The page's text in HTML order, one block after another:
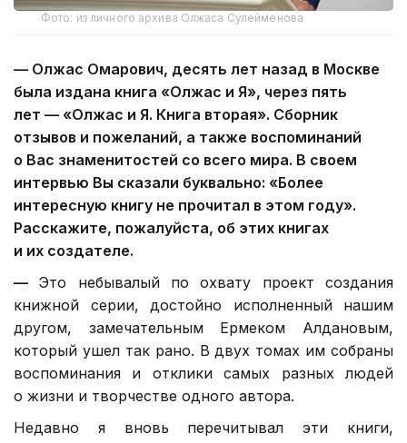
Фото: из личного архива Олжаса Сулейменова
— Олжас Омарович, десять лет назад в Москве
была издана книга «Олжас и Я», через пять
лет — «Олжас и Я. Книга вторая». Сборник
отзывов и пожеланий, а также воспоминаний
о Вас знаменитостей со всего мира. В своем
интервью Вы сказали буквально: «Более
интересную книгу не прочитал в этом году».
Расскажите, пожалуйста, об этих книгах
и их создателе.
— Это небывалый по охвату проект создания
книжной серии, достойно исполненный нашим
другом, замечательным Ермеком Алдановым,
который ушел так рано. В двух томах им собраны
воспоминания и отклики самых разных людей
о жизни и творчестве одного автора.
Недавно я вновь перечитывал эти книги,